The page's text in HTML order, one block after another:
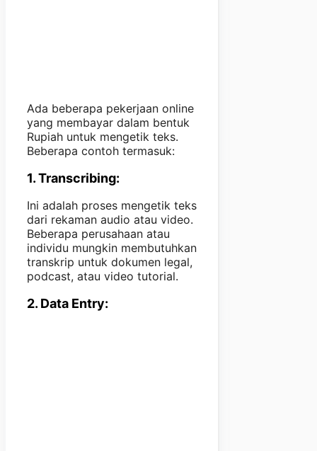
Ada beberapa pekerjaan online
yang membayar dalam bentuk
Rupiah untuk mengetik teks.
Beberapa contoh termasuk:
1. Transcribing:
Ini adalah proses mengetik teks
dari rekaman audio atau video.
Beberapa perusahaan atau
individu mungkin membutuhkan
transkrip untuk dokumen legal,
podcast, atau video tutorial.
2. Data Entry: